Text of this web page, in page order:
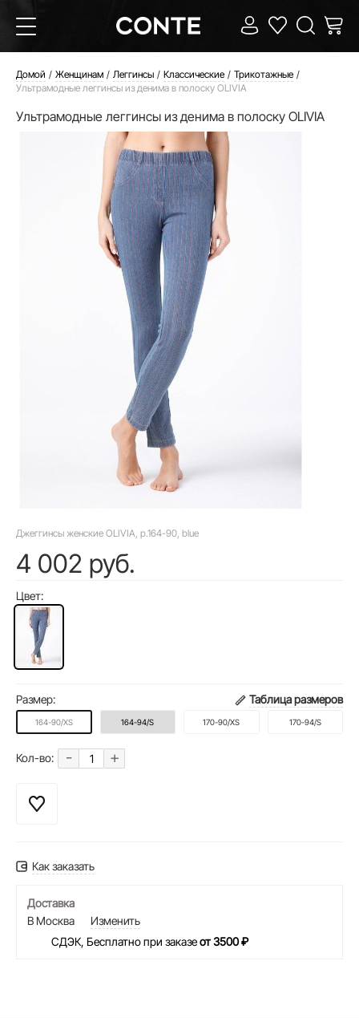
Домой Женщинам Леггинсы Классические
Трикотажные
Ультрамодные леггинсы из денима в полоску OLIVIA
Ультрамодные леггинсы из денима в полоску OLIVIA
Джеггинсы женские OLIVIA, р.164-90, blue
4 002 руб.
Цвет:
Размер: Таблица размеров
164-90/XS 164-94/S 170-90/XS 170-94/S
Кол-во: - +
Как заказать
Доставка
В Москва
Изменить
СДЭК, Бесплатно при заказеот 3500 ₽